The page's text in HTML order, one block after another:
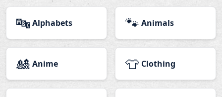
🔤Alphabets 🐾 Animals
🎎 Anime 👕 Clothing